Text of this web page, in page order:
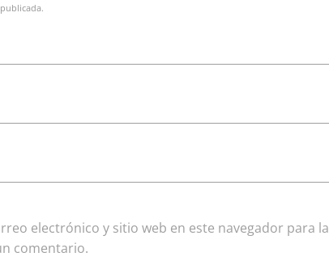
electrónico y sitio web en este navegador para la
comentario.